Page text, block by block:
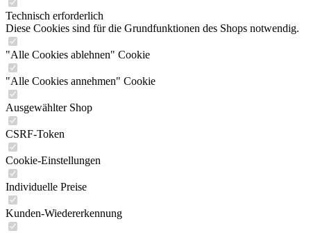
Technisch erforderlich
Diese Cookies sind für die Grundfunktionen des Shops notwendig.
"Alle Cookies ablehnen" Cookie
"Alle Cookies annehmen" Cookie
Ausgewählter Shop
CSRF-Token
Cookie-Einstellungen
Individuelle Preise
Kunden-Wiedererkennung